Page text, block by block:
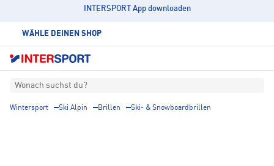
INTERSPORT App downloaden
WÄHLE DEINEN SHOP
Wonach suchst du?
Wintersport Ski Alpin Brillen Ski- & Snowboardbrillen